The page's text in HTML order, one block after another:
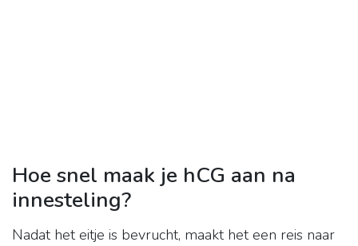
Hoe snel maak je hCG aan na
innesteling?
Nadat het eitje is bevrucht, maakt het een reis naar